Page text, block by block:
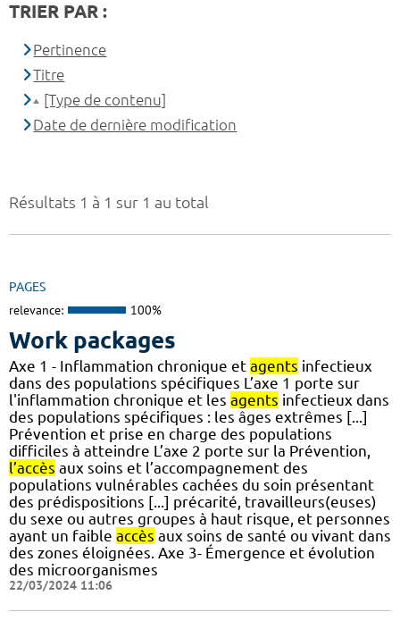
Résultats 1 à 1 sur 1 au total
PAGES
relevance: 100%
Work packages
Axe 1 - Inflammation chronique et agents infectieux
dans des populations spécifiques L’axe 1 porte sur
l'inflammation chronique et les agents infectieux dans
des populations spécifiques : les âges extrêmes [...]
Prévention et prise en charge des populations
difficiles à atteindre L’axe 2 porte sur la Prévention,
l’accès aux soins et l’accompagnement des
populations vulnérables cachées du soin présentant
des prédispositions [...] précarité, travailleurs(euses)
du sexe ou autres groupes à haut risque, et personnes
ayant un faible accès aux soins de santé ou vivant dans
des zones éloignées. Axe 3- Émergence et évolution
des microorganismes
22/03/2024 11:06
TRIER PAR :
Pertinence
Titre
[Type de contenu]
Date de dernière modification